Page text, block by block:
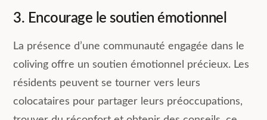
3. Encourage le soutien émotionnel
La présence d’une communauté engagée dans le
coliving offre un soutien émotionnel précieux. Les
résidents peuvent se tourner vers leurs
colocataires pour partager leurs préoccupations,